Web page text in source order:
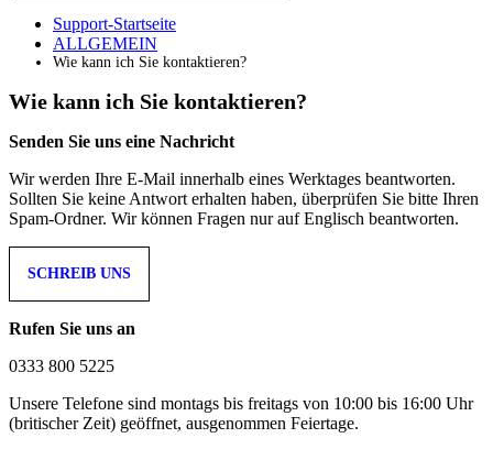
Support-Startseite
ALLGEMEIN
Wie kann ich Sie kontaktieren?
Wie kann ich Sie kontaktieren?
Senden Sie uns eine Nachricht
Wir werden Ihre E-Mail innerhalb eines Werktages beantworten.
Sollten Sie keine Antwort erhalten haben, überprüfen Sie bitte Ihren
Spam-Ordner. Wir können Fragen nur auf Englisch beantworten.
SCHREIB UNS
Rufen Sie uns an
0333 800 5225
Unsere Telefone sind montags bis freitags von 10:00 bis 16:00 Uhr
(britischer Zeit) geöffnet, ausgenommen Feiertage.